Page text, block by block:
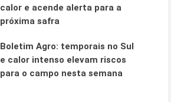
calor e acende alerta para a
próxima safra
Boletim Agro: temporais no Sul
e calor intenso elevam riscos
para o campo nesta semana